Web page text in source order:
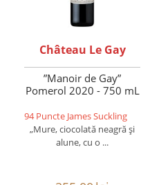
Château Le Gay
”Manoir de Gay”
Pomerol 2020 - 750 mL
94 Puncte James Suckling
„Mure, ciocolată neagră și
alune, cu o ...